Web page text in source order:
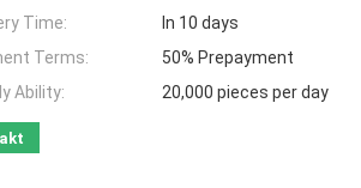
Time:
In 10 days
Terms:
50% Prepayment
Ability:
20,000 pieces per day